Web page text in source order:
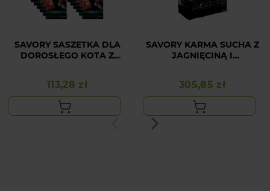
SAVORY SASZETKA DLA
DOROSŁEGO KOTA Z
Cena
113,28 zł
SAVORY KARMA SUCHA Z
JAGNIĘCINĄ I
STERYLIZOWANYCH 8 KG
Cena
305,85 zł